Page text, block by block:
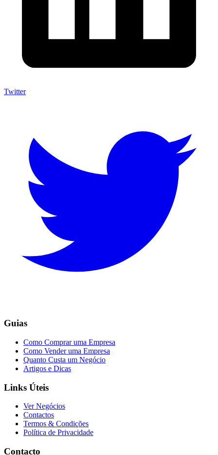
Twitter
Guias
Como Comprar uma Empresa
Como Vender uma Empresa
Quanto Custa um Negócio
Artigos e Dicas
Links Úteis
Ver Negócios
Contactos
Termos & Condições
Política de Privacidade
Contacto